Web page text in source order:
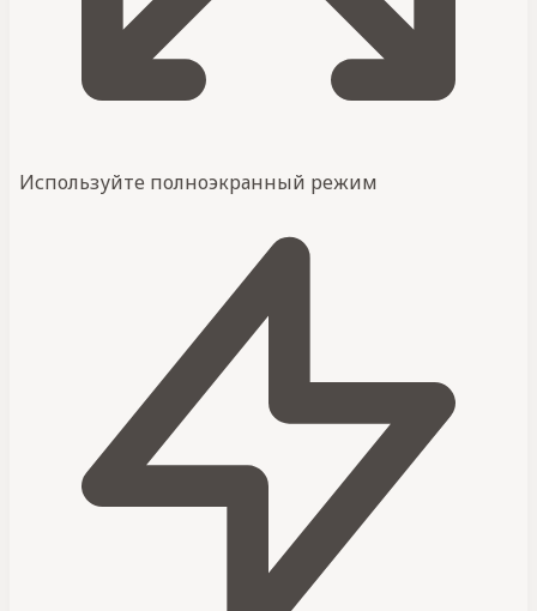
Используйте полноэкранный режим